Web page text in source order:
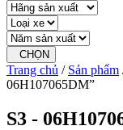
CHỌN
Trang chủ / Sản phẩm
06H107065DM”
S3 -